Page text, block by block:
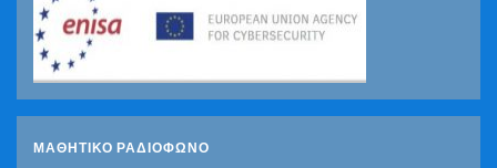
ΜΑΘΗΤΙΚΟ ΡΑΔΙΟΦΩΝΟ